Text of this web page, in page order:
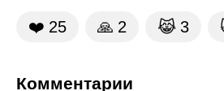
❤️ 25 🙏 2 😹 3
Комментарии